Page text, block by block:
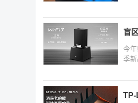
盲
今
季
TP-